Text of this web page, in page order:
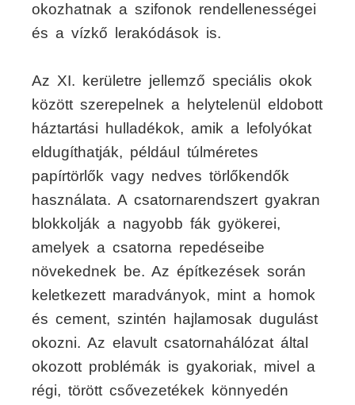
okozhatnak a szifonok rendellenességei
és a vízkő lerakódások is.
Az XI. kerületre jellemző speciális okok
között szerepelnek a helytelenül eldobott
háztartási hulladékok, amik a lefolyókat
eldugíthatják, például túlméretes
papírtörlők vagy nedves törlőkendők
használata. A csatornarendszert gyakran
blokkolják a nagyobb fák gyökerei,
amelyek a csatorna repedéseibe
növekednek be. Az építkezések során
keletkezett maradványok, mint a homok
és cement, szintén hajlamosak dugulást
okozni. Az elavult csatornahálózat által
okozott problémák is gyakoriak, mivel a
régi, törött csővezetékek könnyedén